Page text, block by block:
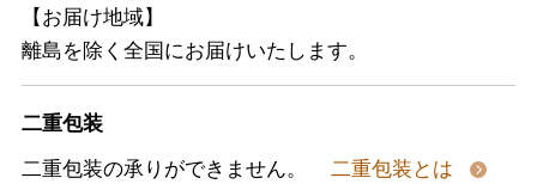
【お届け地域】
離島を除く全国にお届けいたします。
二重包装
二重包装の承りができません。
二重包装とは